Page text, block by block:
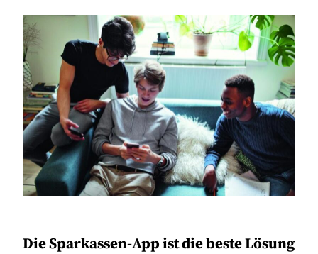
Die Sparkassen-App ist die beste Lösung